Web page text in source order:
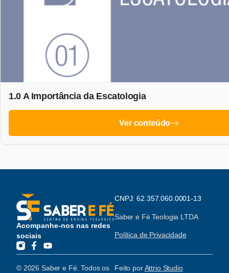
1.0 A Importância da Escatologia
Ver conteúdo
Acompanhe-nos nas redes
sociais
CNPJ: 62.357.060.0001-13
Saber e Fé Teologia LTDA
Política de Privacidade
© 2026 Saber e Fé. Todos os
Feito porAttrio Studio